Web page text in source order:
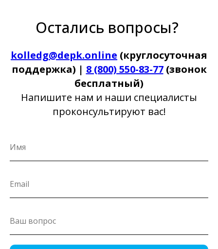
Остались вопросы?
kolledg@depk.online (круглосуточная
поддержка) | 8 (800) 550-83-77(звонок
бесплатный)
Напишите нам и наши специалисты
проконсультируют вас!